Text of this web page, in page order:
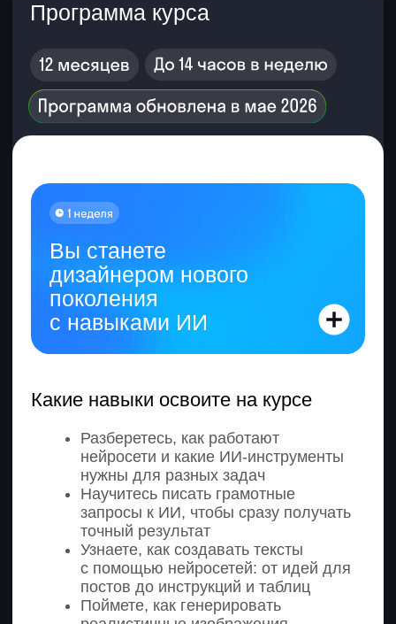
под задачу и бренд
Научитесь подбирать визуал под
формат размещения
Разберетесь в основных правилах
Поймете, как использовать сетки
и направляющие в Figma
композицию под задачу
Создание статичного веб-
баннера в Figma
Узнаете, какие программы нужны
Проверите системные требования
и корректную работу программ
2. Анализ бренда
Узнаете, что такое бренд
Поймете, как анализировать
бриф и информацию
от заказчика
Научитесь выделять цели
и задачи, которые должен
решать дизайн
Разберетесь в брендбуке
и гайдбуке
3. Дизайн и аналитика: введение